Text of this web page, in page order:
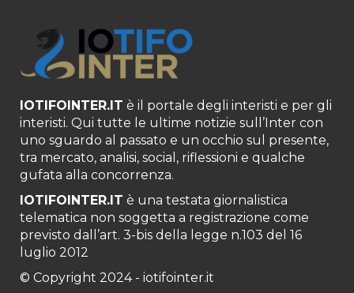
IOTIFOINTER.IT è il portale degli interisti e per gli
interisti. Qui tutte le ultime notizie sull’Inter con
uno sguardo al passato e un occhio sul presente,
tra mercato, analisi, social, riflessioni e qualche
gufata alla concorrenza.
IOTIFOINTER.IT è una testata giornalistica
telematica non soggetta a registrazione come
previsto dall’art. 3-bis della legge n.103 del 16
luglio 2012
© Copyright 2024 - iotifointer.it